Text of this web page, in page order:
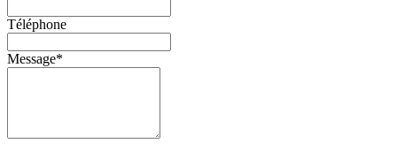
Téléphone
Message*